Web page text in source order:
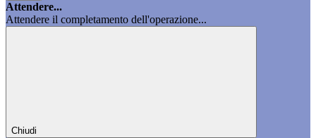
Attendere...
Attendere il completamento dell'operazione...
Chiudi